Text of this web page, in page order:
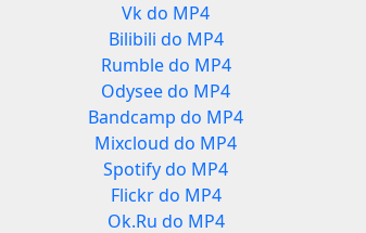
Vk do MP4
Bilibili do MP4
Rumble do MP4
Odysee do MP4
Bandcamp do MP4
Mixcloud do MP4
Spotify do MP4
Flickr do MP4
Ok.Ru do MP4